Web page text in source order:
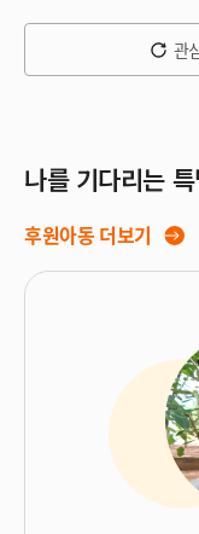
관
나를 기다리는
후원아동 더보기